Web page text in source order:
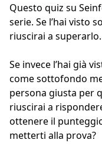
Questo quiz su
serie. Se l’hai visto
riuscirai a superarlo.
Se invece l’hai già
come sottofondo
persona giusta per
riuscirai a
ottenere il
metterti alla prova?